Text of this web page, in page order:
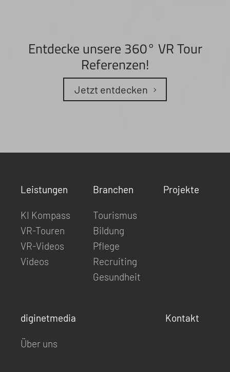
Entdecke unsere 360° VR Tour
Referenzen!
Jetzt entdecken
Leistungen
KI Kompass
VR-Touren
VR-Videos
Videos
Branchen
Tourismus
Bildung
Pflege
Recruiting
Gesundheit
Projekte
diginetmedia
Über uns
Kontakt